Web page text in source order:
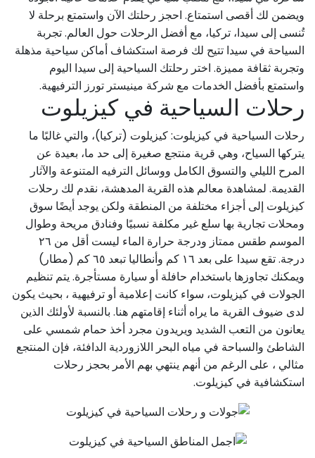
ويضمن لك أقصى استمتاع. احجز رحلتك الآن واستمتع برحلة لا
تُنسى إلى سيدا، تركيا، مع أفضل الرحلات حول العالم. تجربة
السياحة في سيدا تتيح لك فرصة استكشاف أماكن سياحية مذهلة
وتجربة ثقافة مميزة. اختر رحلتك السياحية إلى سيدا اليوم
واستمتع بأفضل الخدمات مع شركة مینیستر تورز الترفيهية.
رحلات السياحية في كيزيلوت
رحلات السياحية في كيزيلوت: كيزيلوت (تركيا)، والتي غالبًا ما
يتركها السياح، وهي قرية منتجع صغيرة إلى حد ما، بعيدة عن
المرح الليلي والتسوق الكامل ووسائل الترفيه المتنوعة والآثار
القديمة. لمشاهدة معالم هذه القرية المدهشة، نقدم لك رحلات
كيزيلوت إلى أجزاء مختلفة من المنطقة ولكن يوجد أيضًا سوق
ومحلات تجارية بها سلع غير مكلفة نسبيًا وفنادق مريحة وطوال
الموسم طقس ممتاز ودرجة حرارة الماء ليست أقل من ۲٦
درجة. تقع سيدا على بعد ۱٦ كم وأنطاليا تبعد ٦٥ كم (مطار)
ويمكنك تجاوزها باستخدام حافلة أو سيارة مستأجرة. يتم تنظيم
الجولات في كيزيلوت، سواء كانت إعلامية أو ترفيهية ، بحيث يكون
لدى ضيوف القرية ما يراه أثناء إقامتهم هنا. بالنسبة لأولئك الذين
يعانون من التعب الشديد ويريدون مجرد أخذ حمام شمسي على
الشاطئ والسباحة في مياه البحر اللازوردية الدافئة، فإن المنتجع
مثالي ، على الرغم من أنهم ينتهي بهم الأمر بحجز رحلات
استكشافية في كيزيلوت.